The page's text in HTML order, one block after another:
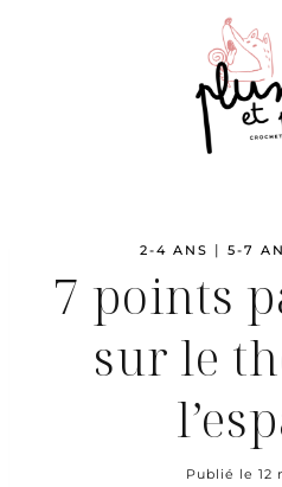
2-4 ANS | 5-7
7 points
sur le
Publié le 12